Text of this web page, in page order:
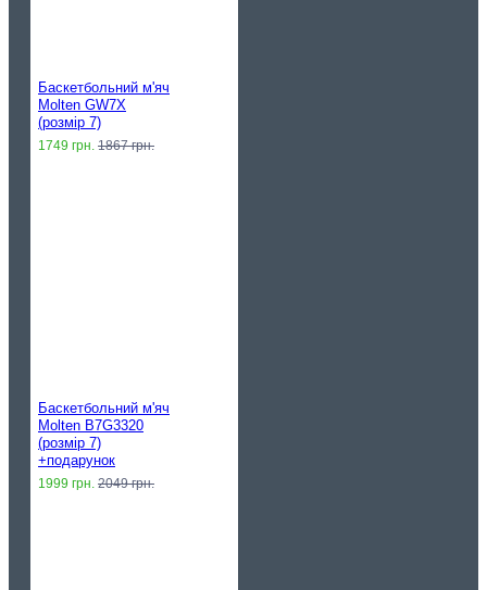
Баскетбольний м'яч
Molten GW7X
(розмір 7)
1749 грн. 1867 грн.
Баскетбольний м'яч
Molten B7G3320
(розмір 7)
+подарунок
1999 грн. 2049 грн.